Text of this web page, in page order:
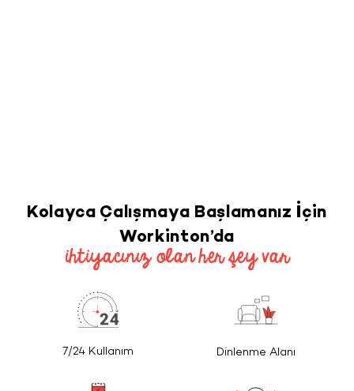
Kolayca Çalışmaya Başlamanız İçin
Workinton’da
ihtiyacınız olan her şey var
7/24 Kullanım Dinlenme Alanı